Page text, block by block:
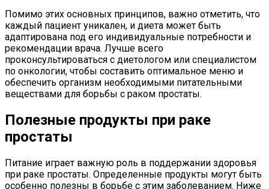
Помимо этих основных принципов, важно отметить, что
каждый пациент уникален, и диета может быть
адаптирована под его индивидуальные потребности и
рекомендации врача. Лучше всего
проконсультироваться с диетологом или специалистом
по онкологии, чтобы составить оптимальное меню и
обеспечить организм необходимыми питательными
веществами для борьбы с раком простаты.
Полезные продукты при раке
простаты
Питание играет важную роль в поддержании здоровья
при раке простаты. Определенные продукты могут быть
особенно полезны в борьбе с этим заболеванием. Ниже